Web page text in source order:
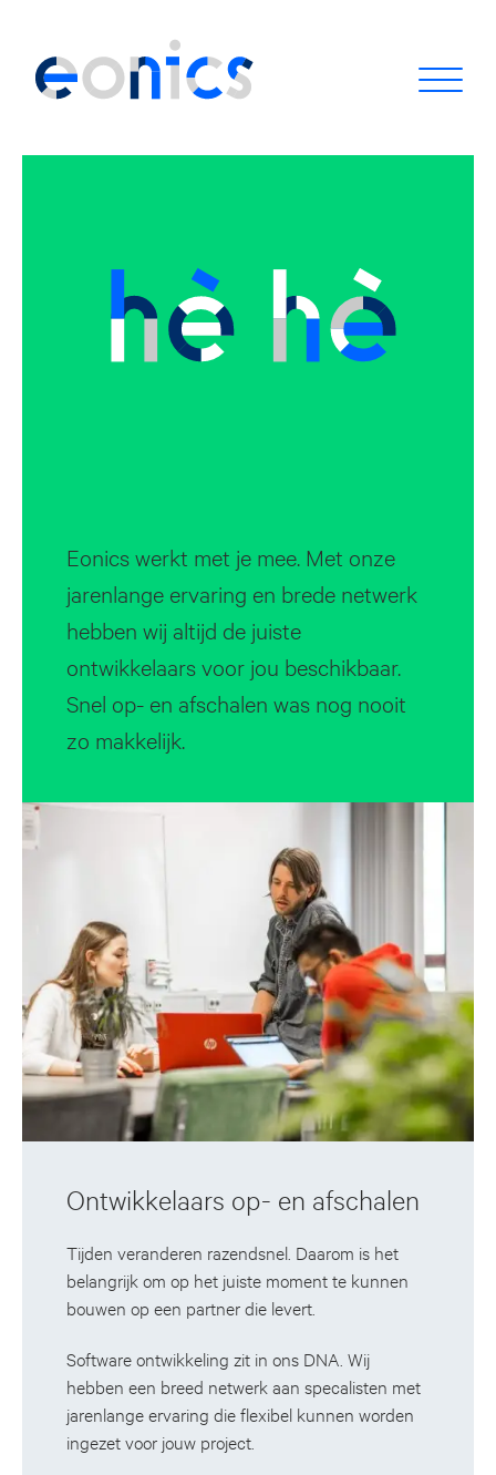
Eonics werkt met je mee. Met onze
jarenlange ervaring en brede netwerk
hebben wij altijd de juiste
ontwikkelaars voor jou beschikbaar.
Snel op- en afschalen was nog nooit
zo makkelijk.
Ontwikkelaars op- en afschalen
Tijden veranderen razendsnel. Daarom is het
belangrijk om op het juiste moment te kunnen
bouwen op een partner die levert.
Software ontwikkeling zit in ons DNA. Wij
hebben een breed netwerk aan specalisten met
jarenlange ervaring die flexibel kunnen worden
ingezet voor jouw project.